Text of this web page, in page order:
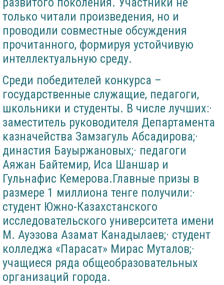
только читали произведения, но и
проводили совместные обсуждения
прочитанного, формируя устойчивую
интеллектуальную среду.
Среди победителей конкурса –
государственные служащие, педагоги,
школьники и студенты. В числе лучших:·
заместитель руководителя Департамента
казначейства Замзагуль Абсадирова;·
династия Бауыржановых;· педагоги
Аяжан Байтемир, Иса Шаншар и
Гульнафис Кемерова.Главные призы в
размере 1 миллиона тенге получили:·
студент Южно-Казахстанского
исследовательского университета имени
М. Ауэзова Азамат Канадылаев;· студент
колледжа «Парасат» Мирас Муталов;·
учащиеся ряда общеобразовательных
организаций города.